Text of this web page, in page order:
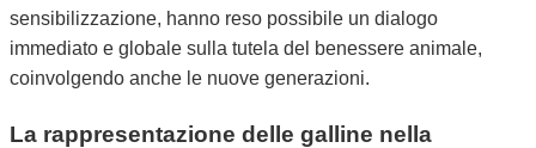
sensibilizzazione, hanno reso possibile un dialogo
immediato e globale sulla tutela del benessere animale,
coinvolgendo anche le nuove generazioni.
La rappresentazione delle galline nella